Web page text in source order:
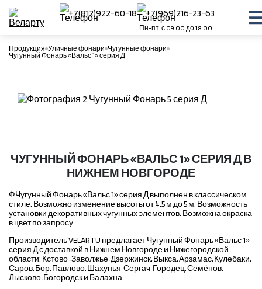
+7(812)922-60-18 +7(969)216-23-63
Пн-пт: с 09.00 до 18.00
Продукция Уличные фонари Чугунные фонари
Чугунный Фонарь «Вальс 1» серия Д
ЧУГУННЫЙ ФОНАРЬ «ВАЛЬС 1» СЕРИЯ Д В
НИЖНЕМ НОВГОРОДЕ
ФЧугунный Фонарь «Вальс 1» серия Д выполнен в классическом
стиле. Возможно изменение высоты от 4.5 м до 5 м. Возможность
установки декоративных чугунных элементов. Возможна окраска
в цвет по запросу.
Производитель VELARTU предлагает Чугунный Фонарь «Вальс 1»
серия Д с доставкой в Нижнем Новгороде и Нижегородской
области: Кстово , Заволжье, Дзержинск, Выкса, Арзамас, Кулебаки,
Саров, Бор, Павлово, Шахунья, Сергач, Городец, Семёнов,
Лысково, Богородск и Балахна..